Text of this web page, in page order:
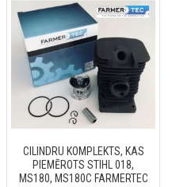
CILINDRU KOMPLEKTS, KAS
PIEMĒROTS STIHL 018,
MS180, MS180C FARMERTEC